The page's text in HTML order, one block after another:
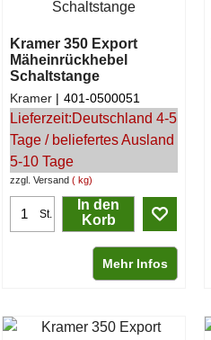
Kramer 350 Export
Mäheinrückhebel
Schaltstange
zzgl. Versand kg
Kramer 401-0500051
Lieferzeit:Deutschland 4-5
Tage / beliefertes Ausland
5-10 Tage
St.
In den
Korb
Mehr Infos